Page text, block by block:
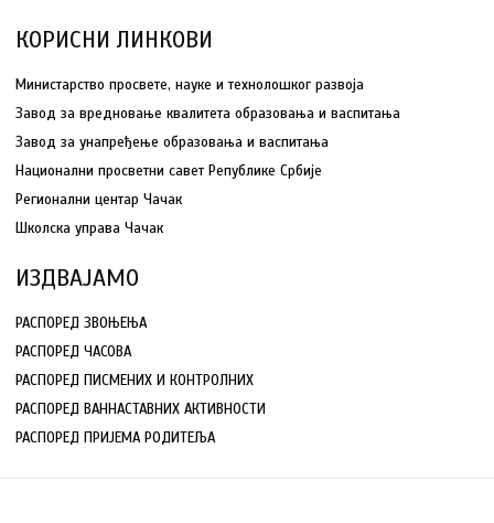
КОРИСНИ ЛИНКОВИ
Министарство просвете, науке и технолошког развоја
Завод за вредновање квалитета образовања и васпитања
Завод за унапређење образовања и васпитања
Национални просветни савет Републике Србије
Регионални центар Чачак
Школска управа Чачак
ИЗДВАЈАМО
РАСПОРЕД ЗВОЊЕЊА
РАСПОРЕД ЧАСОВА
РАСПОРЕД ПИСМЕНИХ И КОНТРОЛНИХ
РАСПОРЕД ВАННАСТАВНИХ АКТИВНОСТИ
РАСПОРЕД ПРИЈЕМА РОДИТЕЉА